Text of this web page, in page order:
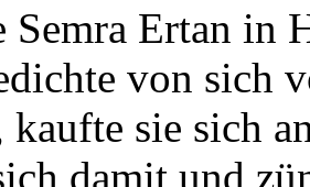
Semra Ertan in
von sich
sie sich
damit und